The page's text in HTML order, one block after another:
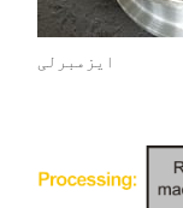
ایزمبرلی